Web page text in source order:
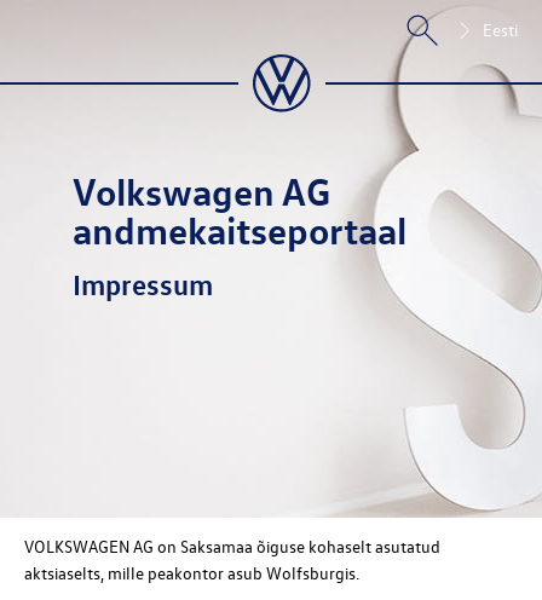
Eesti
Volkswagen AG
andmekaitseportaal
Impressum
VOLKSWAGEN AG on Saksamaa õiguse kohaselt asutatud
aktsiaselts, mille peakontor asub Wolfsburgis.